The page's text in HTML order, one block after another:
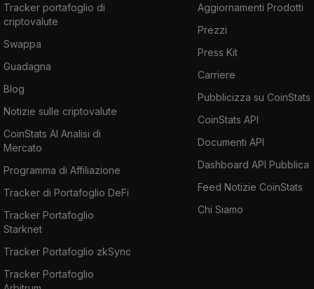
Tracker portafoglio di
criptovalute
Swappa
Guadagna
Blog
Notizie sulle criptovalute
CoinStats AI Analisi di
Mercato
Programma di Affiliazione
Tracker di Portafoglio DeFi
Tracker Portafoglio
Starknet
Tracker Portafoglio zkSync
Tracker Portafoglio
Aggiornamenti Prodotti
Prezzi
Press Kit
Carriere
Pubblicizza su CoinStats
CoinStats API
Documenti API
Dashboard API Pubblica
Feed Notizie CoinStats
Chi Siamo